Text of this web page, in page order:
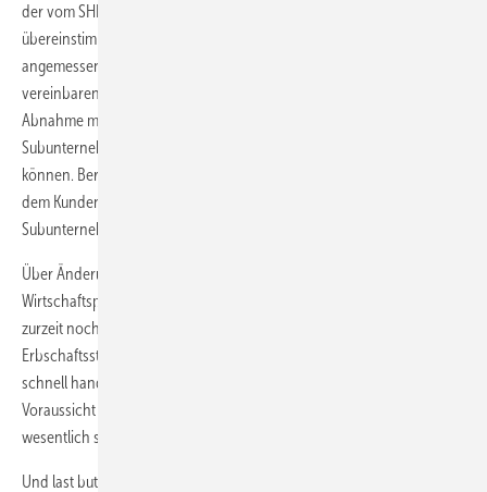
der vom SHK-Betrieb beauftragten Subunternehmer inhaltlich
übereinstimmen. Insbesondere muss der General­unternehmer
angemessen lange Gewährleistungsfristen mit den Subunternehmern
vereinbaren. Außerdem ist für den SHK-Betrieb wichtig, dass die
Abnahme mit dem Kunden vor der Abnahme mit den
Subunternehmern erfolgt, damit Mängelrügen weitergegeben werden
können. Bergmann empfahl zudem bei Pauschalpreisabreden mit
dem Kunden, darauf zu achten, dass auch die Leistungs­pakete der
Subunternehmer als Pauschalpreise eingekauft werden.
Über Änderungen im aktuellen Steuerrecht berichtete
Wirtschaftsprüfer
zurzeit noch gültige und betriebsfreundliche
Erbschaftssteuerregelung. Wer jetzt an eine Vererbung denke, solle
schnell handeln, denn im Laufe des nächsten Jahres werde es aller
Voraussicht nach eine Verschärfung geben, die die Betriebsinhaber
wesentlich schlechter stellt.
Und last but not least referierte